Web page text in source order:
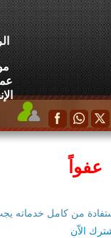
عفواً
من كامل خدماته
الاّن